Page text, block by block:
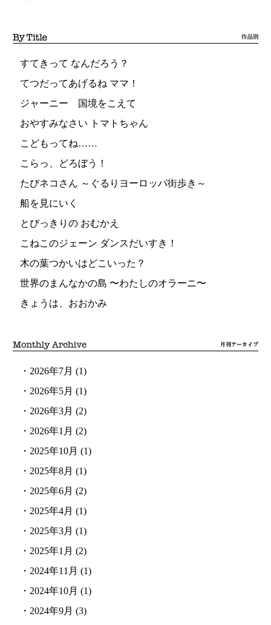
すてきって なんだろう？
てつだってあげるね ママ！
ジャーニー 国境をこえて
おやすみなさい トマトちゃん
こどもってね……
こらっ、どろぼう！
たびネコさん ～ぐるりヨーロッパ街歩き～
船を見にいく
とびっきりの おむかえ
こねこのジェーン ダンスだいすき！
木の葉つかいはどこいった？
世界のまんなかの島 〜わたしのオラーニ〜
きょうは、おおかみ
・2026年7月 (1)
・2026年5月 (1)
・2026年3月 (2)
・2026年1月 (2)
・2025年10月 (1)
・2025年8月 (1)
・2025年6月 (2)
・2025年4月 (1)
・2025年3月 (1)
・2025年1月 (2)
・2024年11月 (1)
・2024年10月 (1)
・2024年9月 (3)